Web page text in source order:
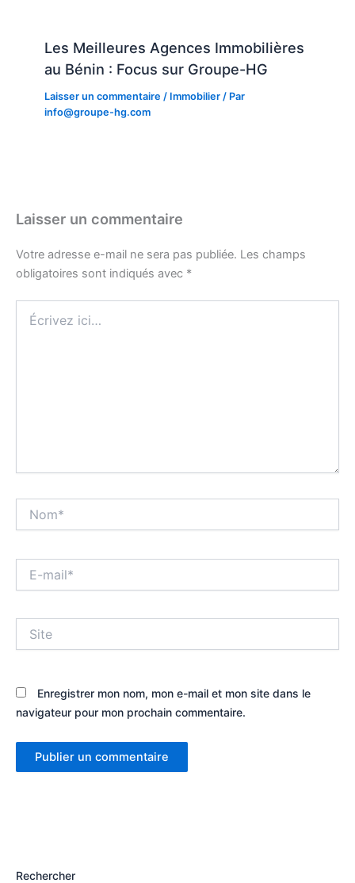
Les Meilleures Agences Immobilières
au Bénin : Focus sur Groupe-HG
Laisser un commentaire / Immobilier / Par
info@groupe-hg.com
Laisser un commentaire
Votre adresse e-mail ne sera pas publiée. Les champs
obligatoires sont indiqués avec *
ici…
mail*
Enregistrer mon nom, mon e-mail et mon site dans le
navigateur pour mon prochain commentaire.
Rechercher